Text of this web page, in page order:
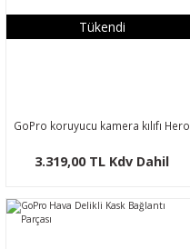
Tükendi
GoPro koruyucu kamera kılıfı Hero
3.319,00 TL Kdv Dahil